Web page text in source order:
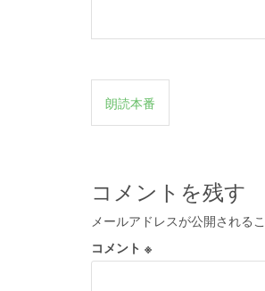
投
稿
ビ
ゲ
ー
シ
朗読本番
コメントを残す
メールアドレスが公開される
コメント ※